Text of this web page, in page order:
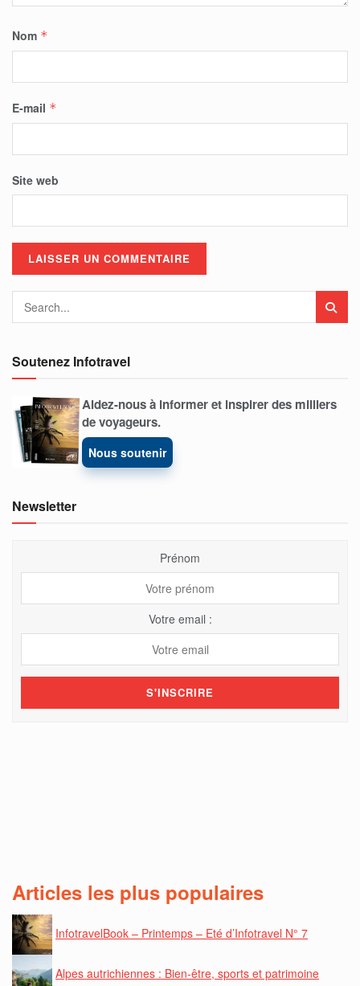
Nom *
E-mail *
Site web
Soutenez Infotravel
Aidez-nous à informer et inspirer des milliers
de voyageurs.
Nous soutenir
Newsletter
Prénom
Votre email :
Articles les plus populaires
InfotravelBook – Printemps – Eté d’Infotravel N° 7
Alpes autrichiennes : Bien-être, sports et patrimoine